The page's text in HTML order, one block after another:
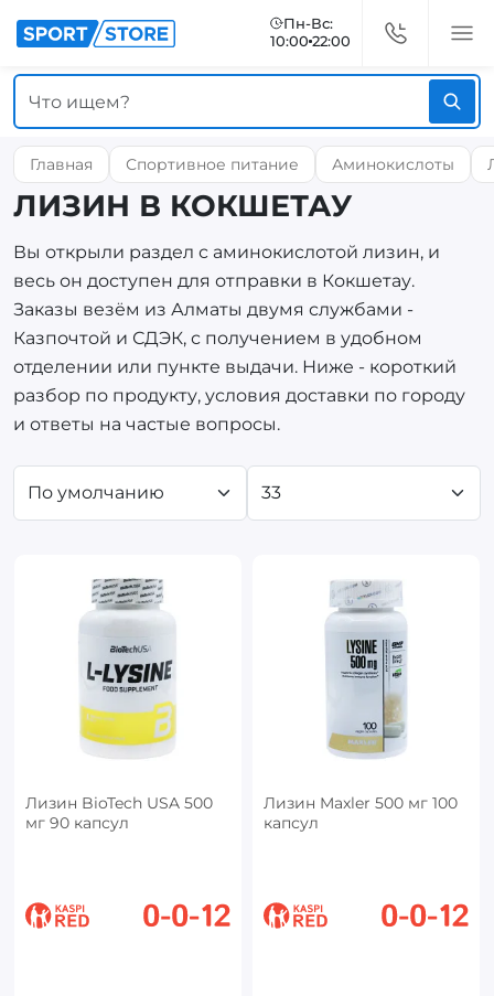
Пн-Вс:
10:00 22:00
Главная Спортивное питание Аминокислоты
ЛИЗИН В КОКШЕТАУ
Вы открыли раздел с аминокислотой лизин, и
весь он доступен для отправки в Кокшетау.
Заказы везём из Алматы двумя службами -
Казпочтой и СДЭК, с получением в удобном
отделении или пункте выдачи. Ниже - короткий
разбор по продукту, условия доставки по городу
и ответы на частые вопросы.
Лизин BioTech USA 500
мг 90 капсул
Лизин Maxler 500 мг 100
капсул